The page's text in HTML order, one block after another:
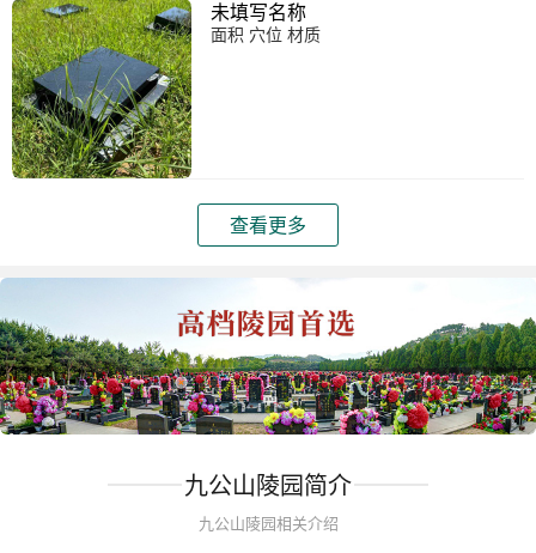
未填写名称
面积 穴位 材质
查看更多
九公山陵园简介
九公山陵园相关介绍